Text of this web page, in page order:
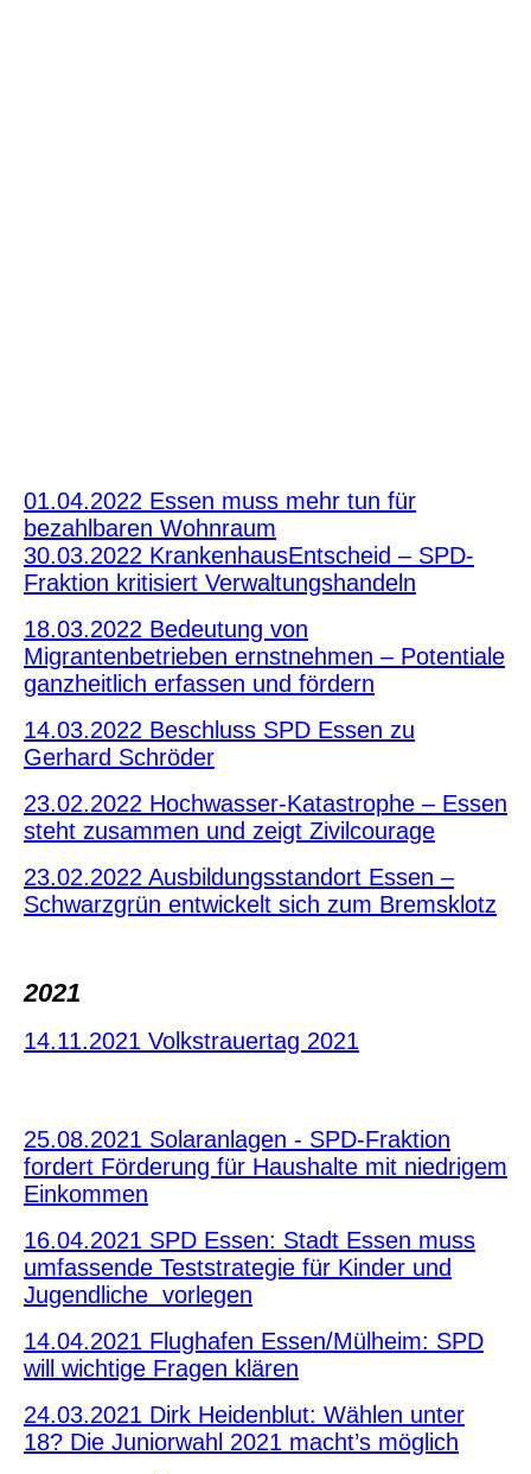
01.04.2022 Essen muss mehr tun für
bezahlbaren Wohnraum
30.03.2022 KrankenhausEntscheid – SPD-
Fraktion kritisiert Verwaltungshandeln
18.03.2022 Bedeutung von
Migrantenbetrieben ernstnehmen – Potentiale
ganzheitlich erfassen und fördern
14.03.2022 Beschluss SPD Essen zu
Gerhard Schröder
23.02.2022 ​Hochwasser-Katastrophe – Essen
steht zusammen und zeigt Zivilcourage
23.02.2022 Ausbildungsstandort Essen –
Schwarzgrün entwickelt sich zum Bremsklotz
2021
14.11.2021 Volkstrauertag 2021
25.08.2021 Solaranlagen - SPD-Fraktion
fordert Förderung für Haushalte mit niedrigem
Einkommen
16.04.2021 SPD Essen: Stadt Essen muss
umfassende Teststrategie für Kinder und
Jugendliche vorlegen
14.04.2021 Flughafen Essen/Mülheim: SPD
will wichtige Fragen klären
24.03.2021 Dirk Heidenblut: Wählen unter
18? Die Juniorwahl 2021 macht’s möglich